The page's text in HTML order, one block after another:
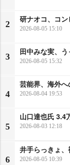
2
研ナオコ、コ
2026-08-05 15:10
3
田中みな実、
2026-08-05 15:32
4
芸能界、海外
2026-08-04 19:53
5
山口達也氏 3.4
2026-08-03 12:18
6
井手らっきょ
2026-08-05 10:39